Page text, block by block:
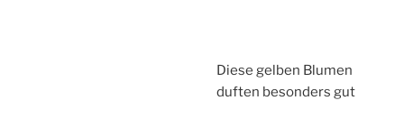
Diese gelben Blumen
duften besonders gut